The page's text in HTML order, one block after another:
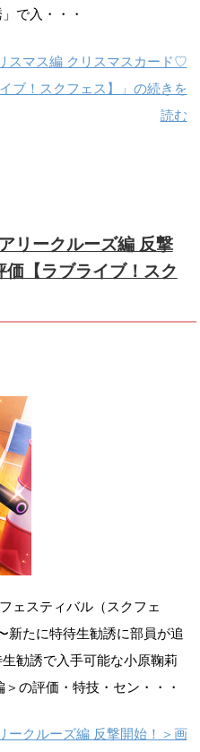
で入・・・
スマス編 クリスマスカード♡
ブ！スクフェス】」の続きを
読む
リークルーズ編 反撃
価【ラブライブ！スク
ェスティバル（スクフェ
新たに特待生勧誘に部員が追
勧誘で入手可能な小原鞠莉
の評価・特技・セン・・・
ークルーズ編 反撃開始！＞画